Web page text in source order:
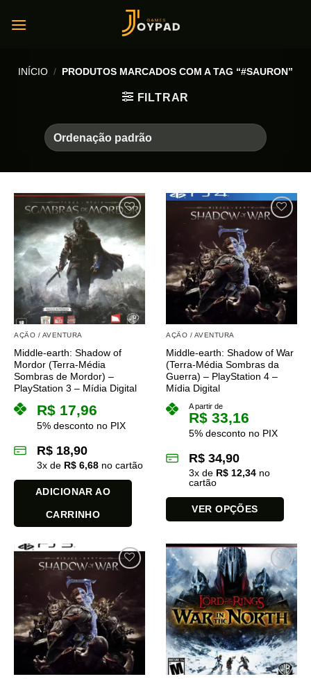
INÍCIO / PRODUTOS MARCADOS COM A TAG “#SAURON”
FILTRAR
AÇÃO / AVENTURA
Middle-earth: Shadow of
Mordor (Terra-Média
Sombras de Mordor) –
PlayStation 3 – Mídia Digital
R$ 17,96
5% desconto no PIX
R$ 18,90
3x de R$ 6,68 no cartão
ADICIONAR AO
CARRINHO
AÇÃO / AVENTURA
Middle-earth: Shadow of War
(Terra-Média Sombras da
Guerra) – PlayStation 4 –
Mídia Digital
A partir de
R$ 33,16
5% desconto no PIX
R$ 34,90
3x de R$ 12,34 no
cartão
VER OPÇÕES
produto
tem
várias
variantes.
As
opções
podem
ser
escolhidas
na